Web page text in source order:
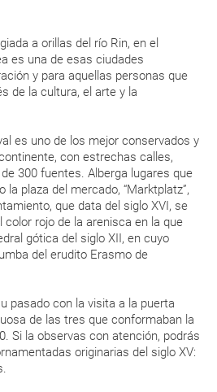
a orillas del río Rin, en el
es una de esas ciudades
y para aquellas personas que
de la cultura, el arte y la
es uno de los mejor conservados y
con estrechas calles,
300 fuentes. Alberga lugares que
plaza del mercado, “Marktplatz”,
que data del siglo XVI, se
rojo de la arenisca en la que
gótica del siglo XII, en cuyo
del erudito Erasmo de
pasado con la visita a la puerta
de las tres que conformaban la
Si la observas con atención, podrás
originarias del siglo XV:
día puede sorprenderte una
MAR
0 °C
ABR
3 °C
aeropuerto.
la documentación de un paquete
te enviaremos la documentación
antes de salida, la cual deberás
viaje.
en el mostrador de la compañía
in el día de la salida.
¿Puedo anular o
viaje? ¿Qué gastos puede
o modificación del viaje?
mi pasaporte para ir
tengo que estar en el
reservar un viaje de